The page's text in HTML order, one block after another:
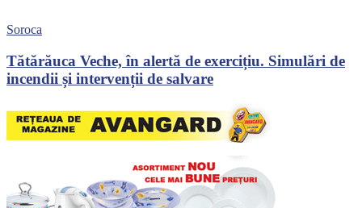
Soroca
Tătărăuca Veche, în alertă de exercițiu. Simulări de
incendii și intervenții de salvare